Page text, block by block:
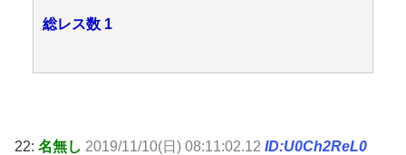
総レス数 1
22: 名無し 2019/11/10(日) 08:11:02.12 ID:U0Ch2ReL0